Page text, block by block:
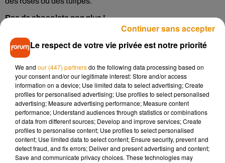
Pas de chocolats non plus !
bouquet... de cornichons ! La société Grillo's Pickles, basée à
Boston aux Etats-Unis, vient de lancer une nouvelle création
qui remporte un franc succès : le fameux bouquet de
cornichons. Bien moins jolis que des fleurs mais bien
meilleurs au goût ! Et beaucoup plus sains qu'une boîte de
chocolats. Seule condition avant de vous lancer : vérifier que
votre chéri(e) raffole de ces petites choses au vinaigre.
Le respect de votre vie privée est notre priorité
We and our (447) partnersdo the following data processing based on
your consent and/or our legitimate interest: Store and/or access
information on a device; Use limited data to select advertising; Create
profiles for personalised advertising; Use profiles to select personalised
advertising; Measure advertising performance; Measure content
performance; Understand audiences through statistics or combinations
of data from different sources; Develop and improve services; Create
profiles to personalise content; Use profiles to select personalised
content; Use limited data to select content; Ensure security, prevent and
detect fraud, and fix errors; Deliver and present advertising and content;
Save and communicate privacy choices. These technologies may
Continuer sans accepter